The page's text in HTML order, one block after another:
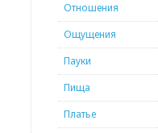
Отношения
Ощущения
Пауки
Пища
Платье